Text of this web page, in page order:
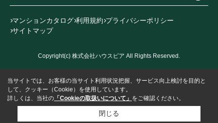
マンションカタログ 利用規約 プライバシーポリシー
サイトマップ
Copyright(c) 株式会社ハウスピア All Rights Reserved.
当サイトでは、お客様の当サイト利用状況把握、サービス向上検討を目的と
して、クッキー（Cookie）を使用しています。
詳しくは、当社の 「Cookieの取扱いについて」 をご確認ください。
閉じる